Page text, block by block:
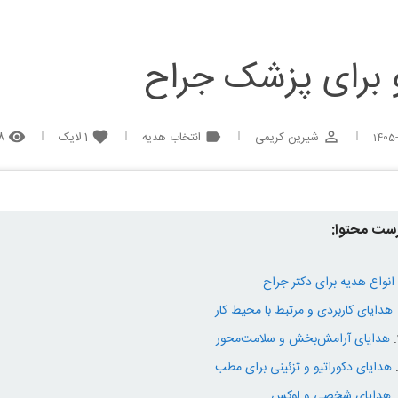
برای پزشک جراح
perm_identity شیرین کریمی label انتخاب هدیه favorite
1لایک remove_red_eye
محتوا:
انواع هدیه برای دکتر جراح
هدایای کاربردی و مرتبط با محیط کار
هدایای آرامش‌بخش و سلامت‌محور
هدایای دکوراتیو و تزئینی برای مطب